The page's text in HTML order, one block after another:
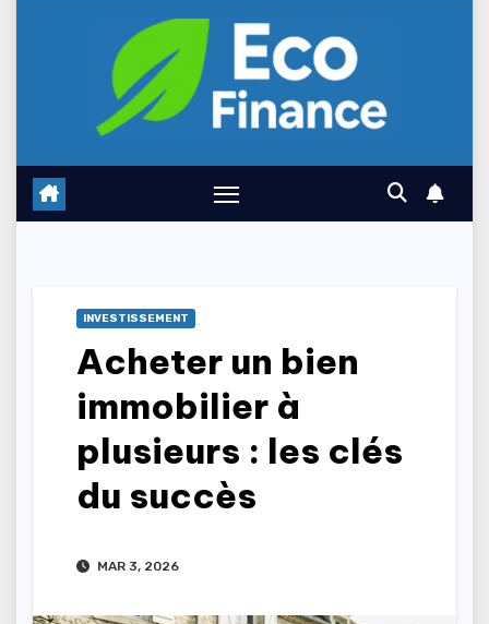
INVESTISSEMENT
Acheter un bien
immobilier à
plusieurs : les clés
du succès
MAR 3, 2026